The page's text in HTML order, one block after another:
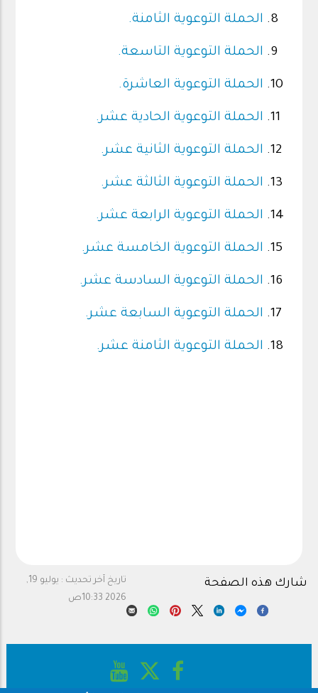
الحملة التوعوية الثامنة.
الحملة التوعوية التاسعة.
الحملة التوعوية العاشرة.
الحملة التوعوية الحادية عشر.
الحملة التوعوية الثانية عشر.
الحملة التوعوية الثالثة عشر.
الحملة التوعوية الرابعة عشر.
الحملة التوعوية الخامسة عشر.
الحملة التوعوية السادسة عشر.
الحملة التوعوية السابعة عشر.
الحملة التوعوية الثامنة عشر.
تاريخ آخر تحديث :
يوليو 19,
2026 10:33ص
شارك هذه الصفحة